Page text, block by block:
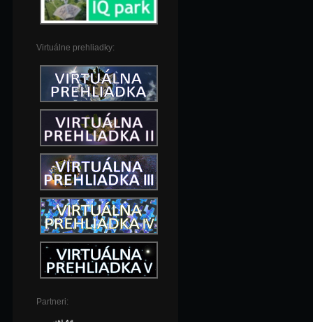
Virtuálne prehliadky:
Partneri: